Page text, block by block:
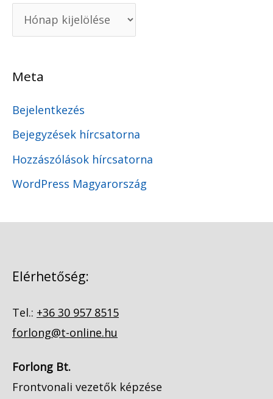
Meta
Bejelentkezés
Bejegyzések hírcsatorna
Hozzászólások hírcsatorna
WordPress Magyarország
Elérhetőség:
Tel.: +36 30 957 8515
forlong@t-online.hu
Forlong Bt.
Frontvonali vezetők képzése